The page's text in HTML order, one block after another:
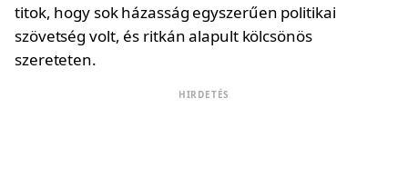
titok, hogy sok házasság egyszerűen politikai
szövetség volt, és ritkán alapult kölcsönös
szereteten.
HIRDETÉS